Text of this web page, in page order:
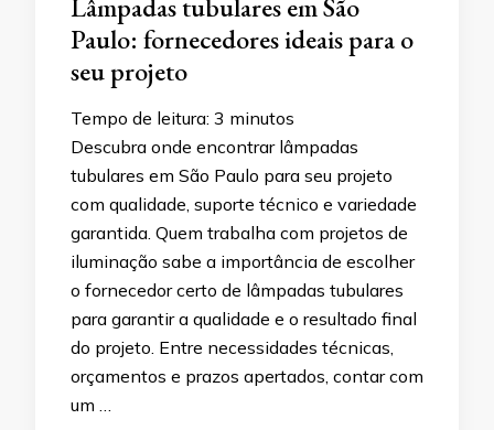
Lâmpadas tubulares em São
Paulo: fornecedores ideais para o
seu projeto
Tempo de leitura: 3 minutos
Descubra onde encontrar lâmpadas
tubulares em São Paulo para seu projeto
com qualidade, suporte técnico e variedade
garantida. Quem trabalha com projetos de
iluminação sabe a importância de escolher
o fornecedor certo de lâmpadas tubulares
para garantir a qualidade e o resultado final
do projeto. Entre necessidades técnicas,
orçamentos e prazos apertados, contar com
um …